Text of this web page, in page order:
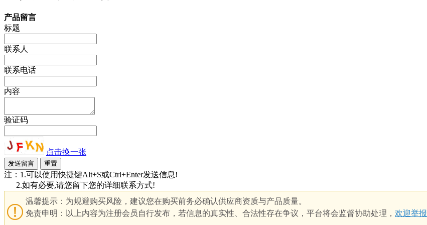
产品留言
标题
联系人
联系电话
内容
验证码
点击换一张
注：1.可以使用快捷键Alt+S或Ctrl+Enter发送信息!
2.如有必要,请您留下您的详细联系方式!
温馨提示：为规避购买风险，建议您在购买前务必确认供应商资质与产品质量。
免责申明：以上内容为注册会员自行发布，若信息的真实性、合法性存在争议，平台将会监督协助处理， 欢迎举报